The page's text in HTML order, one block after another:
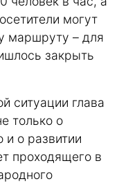
могут
маршруту – для
закрыть
ситуации глава
только о
и о развитии
проходящего в